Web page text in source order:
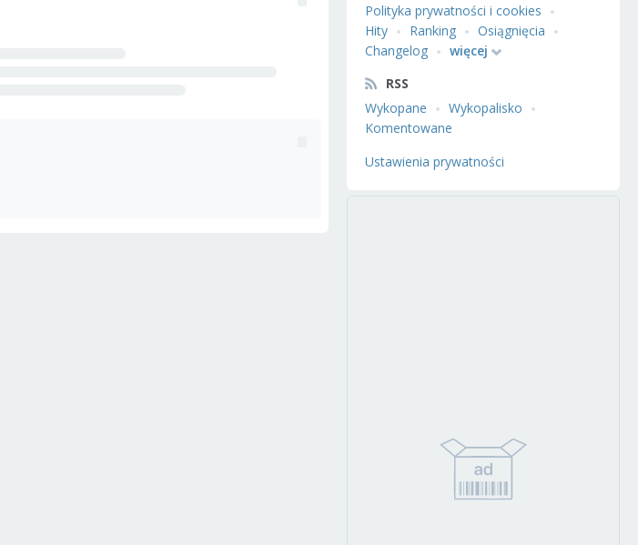
Polityka prywatności i cookies
Hity
Ranking
Osiągnięcia
Changelog
więcej
RSS
Wykopane
Wykopalisko
Komentowane
Ustawienia prywatności